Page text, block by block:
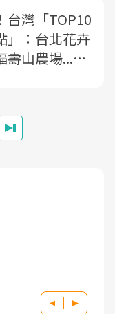
台灣「TOP10
」：台北花卉
壽山農場...這